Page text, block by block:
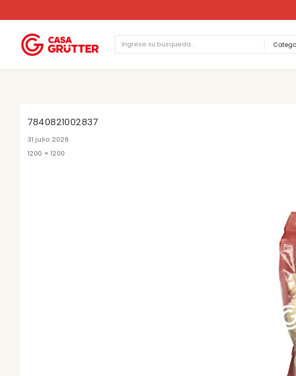
7840821002837
Posted
on
31 julio 2026
Full
1200 × 1200